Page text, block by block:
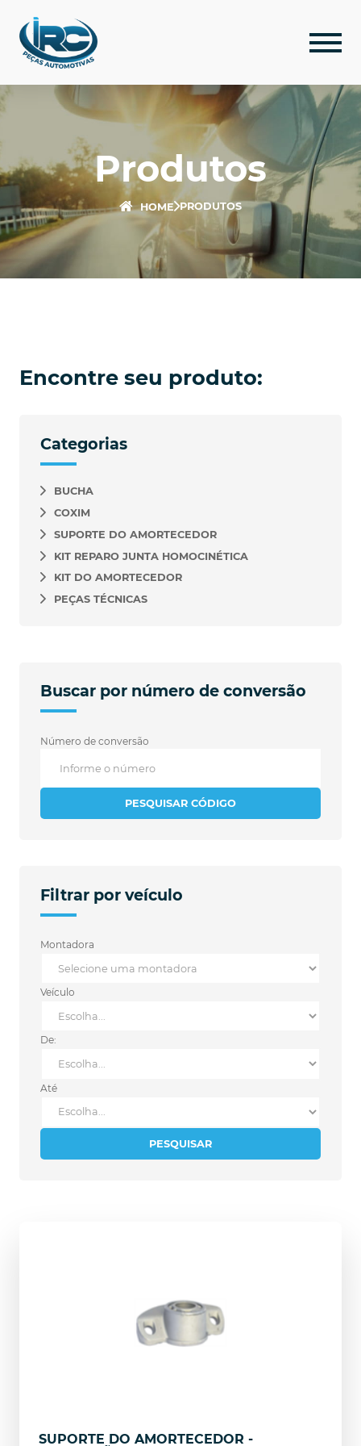
Produtos
HOME PRODUTOS
Encontre seu produto:
Categorias
BUCHA
COXIM
SUPORTE DO AMORTECEDOR
KIT REPARO JUNTA HOMOCINÉTICA
KIT DO AMORTECEDOR
PEÇAS TÉCNICAS
Buscar por número de conversão
Número de conversão
PESQUISAR CÓDIGO
Filtrar por veículo
Montadora
Veículo
De:
Até
PESQUISAR
SUPORTE DO AMORTECEDOR -